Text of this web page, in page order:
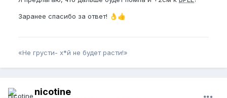
Заранее спасибо за ответ! 👌 👍
«Не грусти- х*й не будет расти!»
nicotine